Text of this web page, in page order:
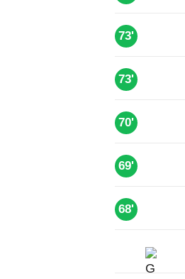
73'
73'
70'
69'
68'